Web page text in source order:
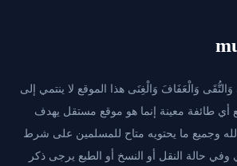
وَالْعَفَافَ وَالْغِنَى هذا الموقع لا ينتمي إلى
أي طائفة معينة إنما هو موقع مستقل يهدف
وجميع ما يحتويه متاح للمسلمين على شرط
وفي حالة النقل أو النسخ أو الطبع يرجى ذكر